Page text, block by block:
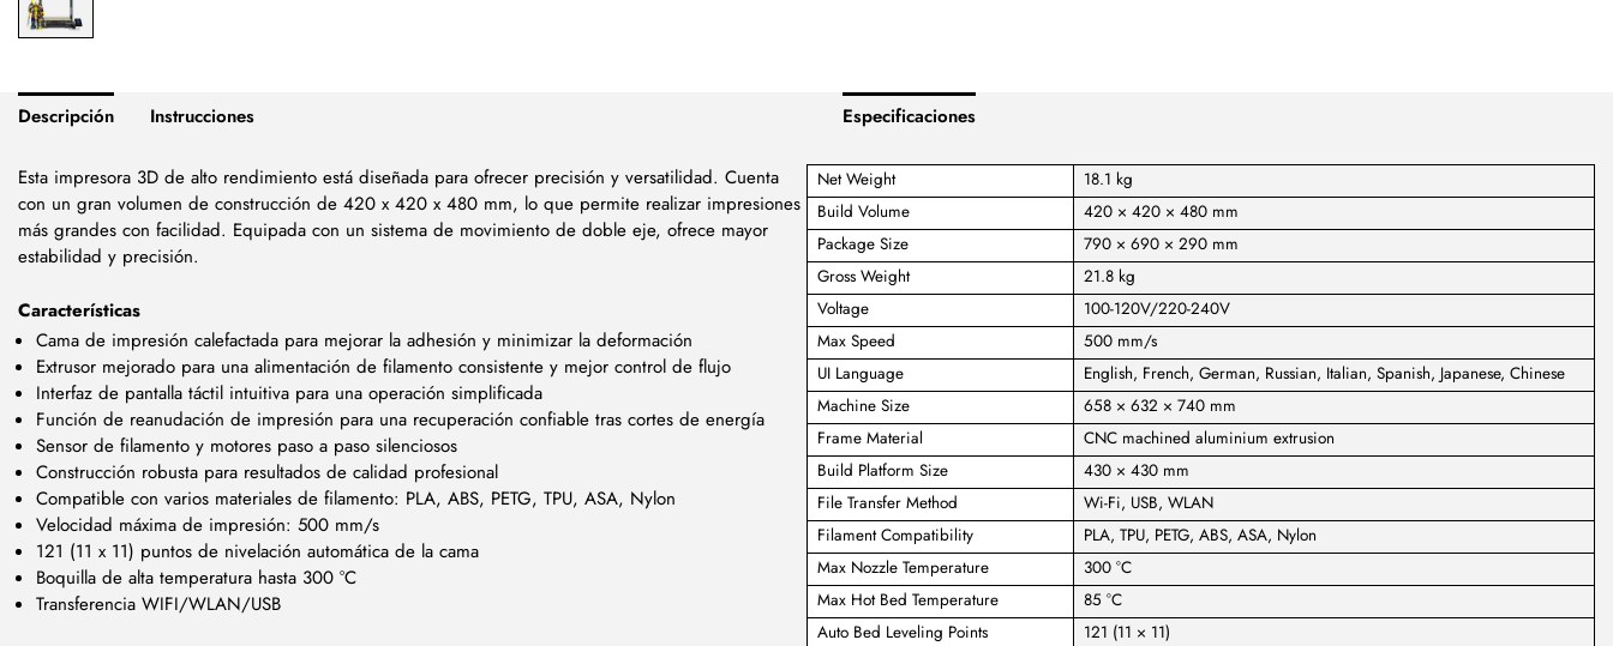
Descripción Instrucciones Especificaciones
Esta impresora 3D de alto rendimiento está diseñada para ofrecer precisión y versatilidad. Cuenta
con un gran volumen de construcción de 420 x 420 x 480 mm, lo que permite realizar impresiones
más grandes con facilidad. Equipada con un sistema de movimiento de doble eje, ofrece mayor
estabilidad y precisión.
Características
Cama de impresión calefactada para mejorar la adhesión y minimizar la deformación
Extrusor mejorado para una alimentación de filamento consistente y mejor control de flujo
Interfaz de pantalla táctil intuitiva para una operación simplificada
Función de reanudación de impresión para una recuperación confiable tras cortes de energía
Sensor de filamento y motores paso a paso silenciosos
Construcción robusta para resultados de calidad profesional
Compatible con varios materiales de filamento: PLA, ABS, PETG, TPU, ASA, Nylon
Velocidad máxima de impresión: 500 mm/s
121 (11 x 11) puntos de nivelación automática de la cama
Boquilla de alta temperatura hasta 300 °C
Transferencia WIFI/WLAN/USB
Net Weight
18.1 kg
Build Volume
420 × 420 × 480 mm
Package Size
790 × 690 × 290 mm
Gross Weight
21.8 kg
Voltage
100-120V/220-240V
Max Speed
500 mm/s
UI Language
English, French, German, Russian, Italian, Spanish, Japanese, Chinese
Machine Size
658 × 632 × 740 mm
Frame Material
CNC machined aluminium extrusion
Build Platform Size
430 × 430 mm
File Transfer Method
Wi-Fi, USB, WLAN
Filament Compatibility
PLA, TPU, PETG, ABS, ASA, Nylon
Max Nozzle Temperature
300 °C
Max Hot Bed Temperature
85 °C
Auto Bed Leveling Points
121 (11 × 11)